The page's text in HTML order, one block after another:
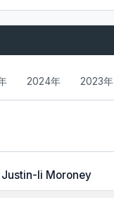
2024年 2023年
Justin-li Moroney